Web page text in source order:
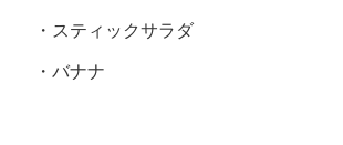
・スティックサラダ
・バナナ